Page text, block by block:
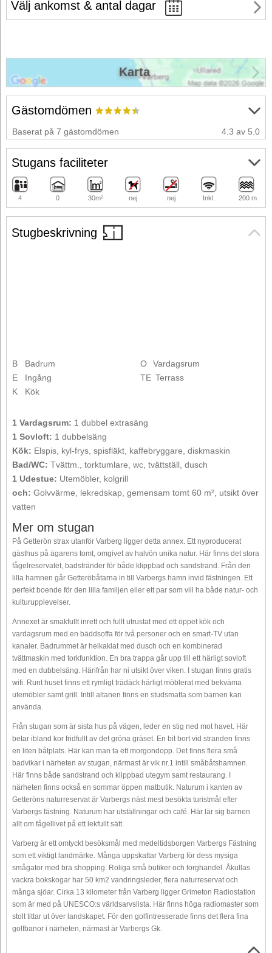
Välj ankomst & antal dagar
Stugbeskrivning
B
Badrum
E
Ingång
K
Kök
O
Vardagsrum
TE Terrass
1 Vardagsrum: 1 dubbel extrasäng
1 Sovloft: 1 dubbelsäng
Kök: Elspis, kyl-frys, spisfläkt, kaffebryggare, diskmaskin
Bad/WC: Tvättm., torktumlare, wc, tvättställ, dusch
1 Udestue: Utemöbler, kolgrill
och: Golvvärme, lekredskap, gemensam tomt 60 m², utsikt över
vatten
Mer om stugan
På Getterön strax utanför Varberg ligger detta annex. Ett nyproducerat
gästhus på ägarens tomt, omgivet av halvön unika natur. Här finns det stora
fågelreservatet, badstränder för både klippbad och sandstrand. Från den
lilla hamnen går Getteröbåtarna in till Varbergs hamn invid fästningen. Ett
perfekt boende för den lilla familjen eller ett par som vill ha både natur- och
kulturupplevelser.
Annexet är smakfullt inrett och fullt utrustat med ett öppet kök och
vardagsrum med en bäddsoffa för två personer och en smart-TV utan
kanaler. Badrummet är helkaklat med dusch och en kombinerad
tvättmaskin med torkfunktion. En bra trappa går upp till ett härligt sovloft
med en dubbelsäng. Härifrån har ni utsikt över viken. I stugan finns gratis
wifi. Runt huset finns ett rymligt trädäck härligt möblerat med bekväma
utemöbler samt grill. Intill altanen finns en studsmatta som barnen kan
använda.
Från stugan som är sista hus på vägen, leder en stig ned mot havet. Här
betar ibland kor fridfullt av det gröna gräset. En bit bort vid stranden finns
en liten båtplats. Här kan man ta ett morgondopp. Det finns flera små
badvikar i närheten av stugan, närmast är vik nr.1 intill småbåtshamnen.
Här finns både sandstrand och klippbad utegym samt restaurang. I
närheten finns också en sommar öppen matbutik. Naturum i kanten av
Getteröns naturreservat är Varbergs näst mest besökta turistmål efter
Varbergs fästning. Naturum har utställningar och café. Här lär sig barnen
allt om fågellivet på ett lekfullt sätt.
Varberg är ett omtyckt besöksmål med medeltidsborgen Varbergs Fästning
som ett viktigt landmärke. Många uppskattar Varberg för dess mysiga
smågator med bra shopping. Roliga små butiker och torghandel. Åkullas
vackra bokskogar har 50 km2 vandringsleder, flera naturreservat och
många sjöar. Cirka 13 kilometer från Varberg ligger Grimeton Radiostation
som är med på UNESCO:s världsarvslista. Här finns höga radiomaster som
stolt tittar ut över landskapet. För den golfintresserade finns det flera fina
golfbanor i närheten, närmast är Varbergs Gk.
Gästomdömen
Baserat på 7 gästomdömen 4.3 av 5.0
Stugans faciliteter
4 0 30m² nej nej Inkl. 200 m
Karta